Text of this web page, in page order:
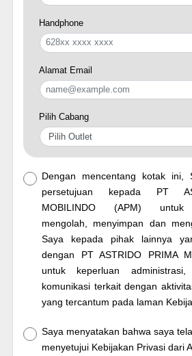
Handphone
Alamat Email
Pilih Cabang
Dengan mencentang kotak ini,
persetujuan kepada PT
MOBILINDO (APM) untuk
mengolah, menyimpan dan
Saya kepada pihak lainnya
dengan PT ASTRIDO PRIMA
untuk keperluan
komunikasi terkait dengan
yang tercantum pada laman
Saya menyatakan bahwa saya
menyetujui Kebijakan Privasi dari